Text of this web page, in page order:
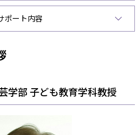
ポート内容
学部 子ども教育学科教授